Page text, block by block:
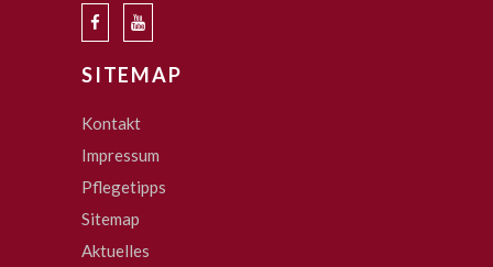
SITEMAP
Kontakt
Impressum
Pflegetipps
Sitemap
Aktuelles